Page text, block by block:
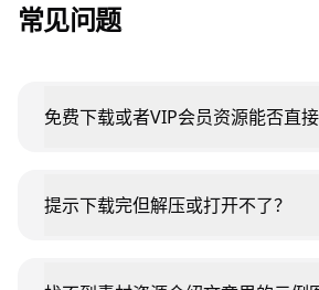
常见问题
免费下载或者VIP会员资源能否直接
提示下载完但解压或打开不了？